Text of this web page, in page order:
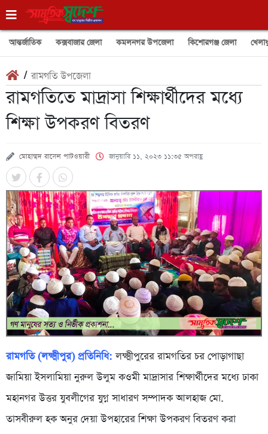
আন্তর্জাতিক কক্সবাজার জেলা কমলনগর উপজেলা কিশোরগঞ্জ জেলা
/রামগতি উপজেলা
রামগতিতে মাদ্রাসা শিক্ষার্থীদের মধ্যে
শিক্ষা উপকরণ বিতরণ
মোহাম্মদ রাসেল পাটওয়ারী জানুয়ারি ১১, ২০২৩ ১১:৩৫ অপরাহ্ণ
রামগতি (লক্ষ্মীপুর) প্রতিনিধি: লক্ষ্মীপুরের রামগতির চর পোড়াগাছা
জামিয়া ইসলামিয়া নুরুল উলুম কওমী মাদ্রাসার শিক্ষার্থীদের মধ্যে ঢাকা
মহানগর উত্তর যুবলীগের যুগ্ন সাধারণ সম্পাদক আলহাজ মো.
তাসবীরুল হক অনুর দেয়া উপহারের শিক্ষা উপকরণ বিতরণ করা